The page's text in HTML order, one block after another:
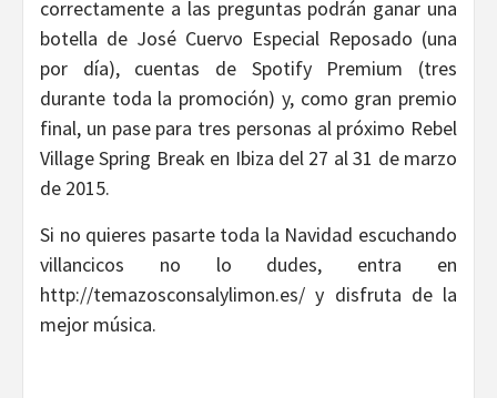
correctamente a las preguntas podrán ganar una
botella de José Cuervo Especial Reposado (una
por día), cuentas de Spotify Premium (tres
durante toda la promoción) y, como gran premio
final, un pase para tres personas al próximo Rebel
Village Spring Break en Ibiza del 27 al 31 de marzo
de 2015.
Si no quieres pasarte toda la Navidad escuchando
villancicos no lo dudes, entra en
http://temazosconsalylimon.es/ y disfruta de la
mejor música.